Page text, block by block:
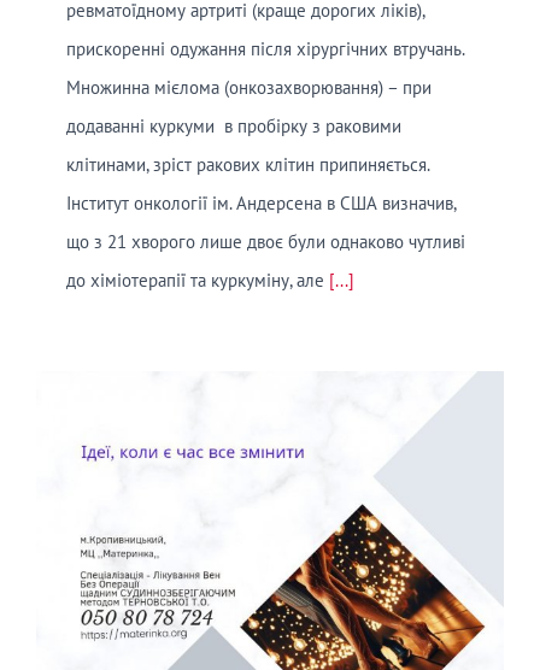
ревматоїдному артриті (краще дорогих ліків),
прискоренні одужання після хірургічних втручань.
Множинна мієлома (онкозахворювання) – при
додаванні куркуми в пробірку з раковими
клітинами, зріст ракових клітин припиняється.
Інститут онкології ім. Андерсена в США визначив,
що з 21 хворого лише двоє були однаково чутливі
до хіміотерапії та куркуміну, але [...]